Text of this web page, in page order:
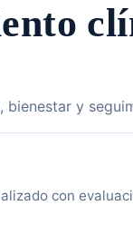
bienestar y
con